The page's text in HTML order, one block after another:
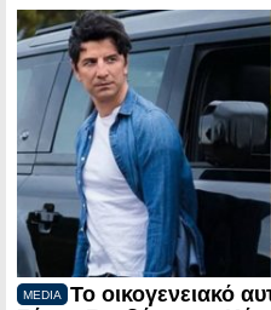
MEDIA
Το οικογενειακό